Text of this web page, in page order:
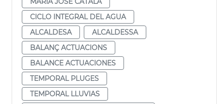
CICLO INTEGRAL DEL AGUA
ALCALDESA
ALCALDESSA
BALANÇ ACTUACIONS
BALANCE ACTUACIONES
TEMPORAL PLUGES
TEMPORAL LLUVIAS